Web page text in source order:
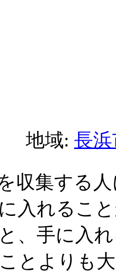
地域: 長
収集する
入れるこ
、手に入
とよりも